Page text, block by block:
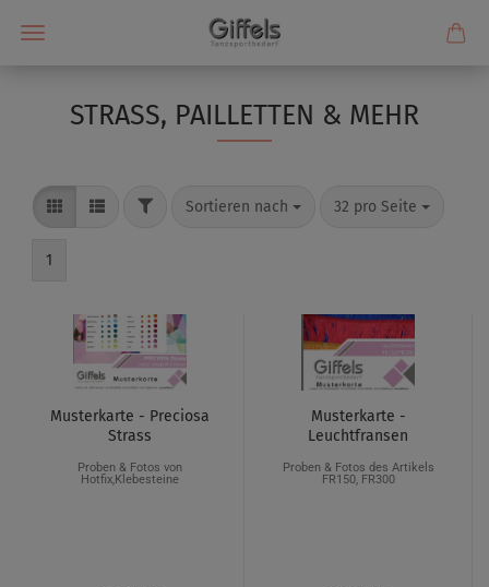
STRASS, PAILLETTEN & MEHR
Sortieren nach 32 pro Seite
1
Musterkarte - Preciosa
Strass
Proben & Fotos von
Hotfix,Klebesteine
Musterkarte -
Leuchtfransen
Proben & Fotos des Artikels
FR150, FR300